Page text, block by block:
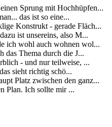
Sprung mit Hochhüpfen...
das ist so eine...
Konstrukt - gerade Fläch...
ist unsereins, also M...
ich wohl auch wohnen wol...
das Thema durch die J...
- und nur teilweise, ...
sieht richtig schö...
Platz zwischen den ganz...
Plan. Ich sollte mir ...